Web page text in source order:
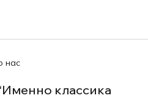
нас
классика